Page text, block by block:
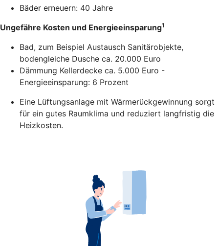
Bäder erneuern: 40 Jahre
Ungefähre Kosten und Energieeinsparung1
Bad, zum Beispiel Austausch Sanitärobjekte,
bodengleiche Dusche ca. 20.000 Euro
Dämmung Kellerdecke ca. 5.000 Euro -
Energieeinsparung: 6 Prozent
Eine Lüftungsanlage mit Wärmerückgewinnung sorgt
für ein gutes Raumklima und reduziert langfristig die
Heizkosten.